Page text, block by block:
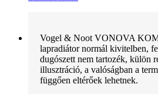
Vogel & Noot VONOVA
lapradiátor normál kivitelben,
dugószett nem tartozék, külön
illusztráció, a valóságban a
függően eltérőek lehetnek.